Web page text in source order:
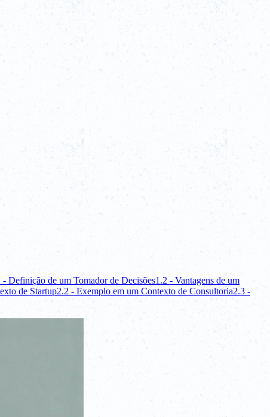
- Definição de um Tomador de Decisões1.2 - Vantagens de um
de Startup2.2 - Exemplo em um Contexto de Consultoria2.3 -